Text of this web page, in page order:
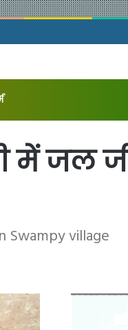
में जल
Swampy village